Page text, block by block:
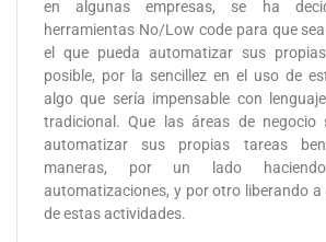
en algunas empresas, se ha
herramientas No/Low code para que
el que pueda automatizar sus
posible, por la sencillez en el uso de
algo que sería impensable con
tradicional. Que las áreas de negocio
automatizar sus propias tareas
maneras, por un lado
automatizaciones, y por otro liberando a
de estas actividades.